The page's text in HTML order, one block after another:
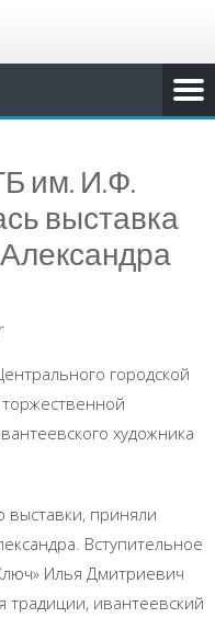
им. И.Ф.
выставка
городской
художника
приняли
Вступительное
Илья Дмитриевич
ивантеевский